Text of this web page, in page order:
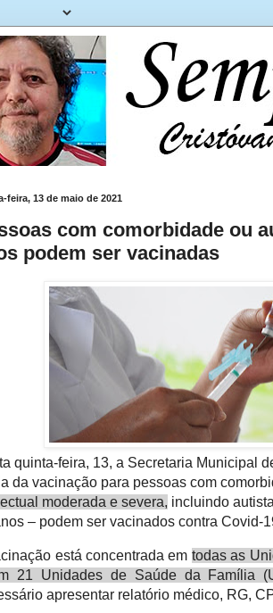
feira, 13 de maio de 2021
com comorbidade ou
podem ser vacinadas
quinta-feira, 13, a Secretaria Municipal
da vacinação para pessoas com
moderada e severa, incluindo
– podem ser vacinados contra Covid-
está concentrada em todas as
21 Unidades de Saúde da Família
apresentar relatório médico, RG,